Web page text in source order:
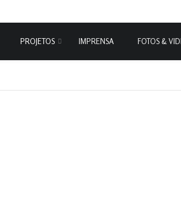
PROJETOS IMPRENSA FOTOS &